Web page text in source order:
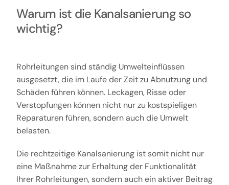
Warum ist die Kanalsanierung so
wichtig?
Rohrleitungen sind ständig Umwelteinflüssen
ausgesetzt, die im Laufe der Zeit zu Abnutzung und
Schäden führen können. Leckagen, Risse oder
Verstopfungen können nicht nur zu kostspieligen
Reparaturen führen, sondern auch die Umwelt
belasten.
Die rechtzeitige Kanalsanierung ist somit nicht nur
eine Maßnahme zur Erhaltung der Funktionalität
Ihrer Rohrleitungen, sondern auch ein aktiver Beitrag